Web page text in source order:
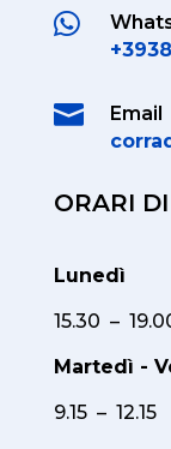


Email
ORARI
Lunedì
15.30 –
Martedì -
9.15 – 12.15